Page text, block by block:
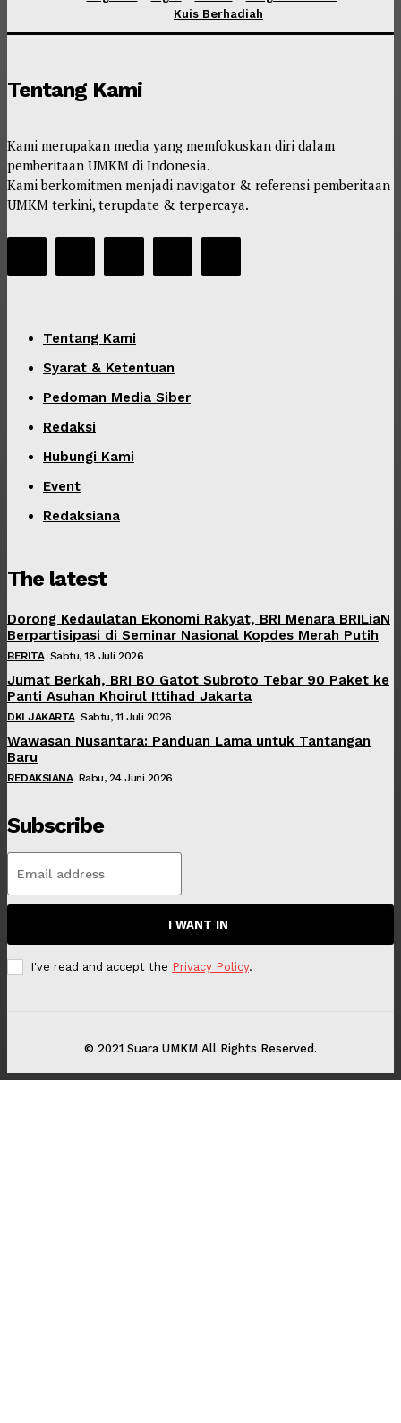
Kuis Berhadiah
Tentang Kami
Kami merupakan media yang memfokuskan diri dalam
pemberitaan UMKM di Indonesia.
Kami berkomitmen menjadi navigator & referensi pemberitaan
UMKM terkini, terupdate & terpercaya.
Tentang Kami
Syarat & Ketentuan
Pedoman Media Siber
Redaksi
Hubungi Kami
Event
Redaksiana
The latest
Dorong Kedaulatan Ekonomi Rakyat, BRI Menara BRILiaN
Berpartisipasi di Seminar Nasional Kopdes Merah Putih
BERITA Sabtu, 18 Juli 2026
Jumat Berkah, BRI BO Gatot Subroto Tebar 90 Paket ke
Panti Asuhan Khoirul Ittihad Jakarta
DKI JAKARTA Sabtu, 11 Juli 2026
Wawasan Nusantara: Panduan Lama untuk Tantangan
Baru
REDAKSIANA Rabu, 24 Juni 2026
Subscribe
I WANT IN
I've read and accept the Privacy Policy.
© 2021 Suara UMKM All Rights Reserved.